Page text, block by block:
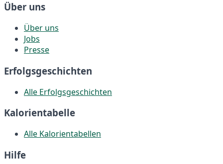
Über uns
Über uns
Jobs
Presse
Erfolgsgeschichten
Alle Erfolgsgeschichten
Kalorientabelle
Alle Kalorientabellen
Hilfe